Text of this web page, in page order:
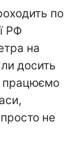
по
РФ
на
досить
працюємо
не